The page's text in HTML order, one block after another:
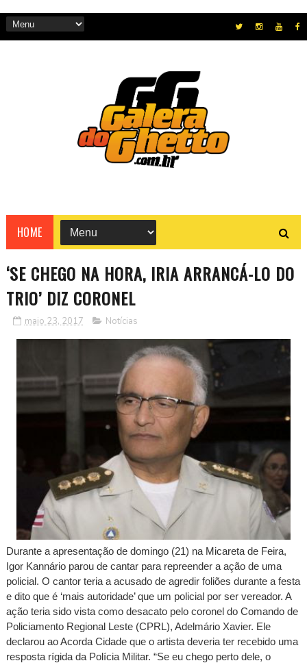
HOME
‘SE CHEGO NA HORA, IRIA ARRANCÁ-LO DO
TRIO’ DIZ CORONEL
maio 23, 2017 Notícias
Durante a apresentação de domingo (21) na Micareta de Feira,
Igor Kannário parou de cantar para repreender a ação de uma
policial. O cantor teria a acusado de agredir foliões durante a festa
e dito que é ‘mais autoridade’ que um policial por ser vereador. A
ação teria sido vista como desacato pelo coronel do Comando de
Policiamento Regional Leste (CPRL), Adelmário Xavier. Ele
declarou ao Acorda Cidade que o artista deveria ter recebido uma
resposta rígida da Polícia Militar. “Se eu chego perto dele, o